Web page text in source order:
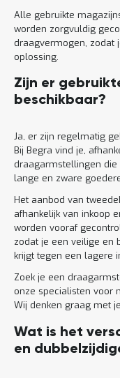
Alle gebruikte
worden zorgvuldig
draagvermogen, zodat
oplossing.
Zijn er
beschikbaar?
Ja, er zijn regelmatig
Bij Begra vind je,
draagarmstellingen
lange en zware
Het aanbod van
afhankelijk van inkoop
worden vooraf
zodat je een veilige en
krijgt tegen een lagere
Zoek je een
onze specialisten voor
Wij denken graag met
Wat is het
en